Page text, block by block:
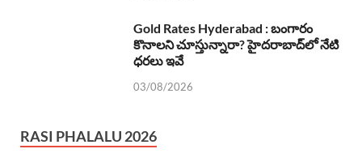
Gold Rates Hyderabad : బంగారం
కొనాలని చూస్తున్నారా? హైదరాబాద్‌లో నేటి
ధరలు ఇవే
03/08/2026
RASI PHALALU 2026